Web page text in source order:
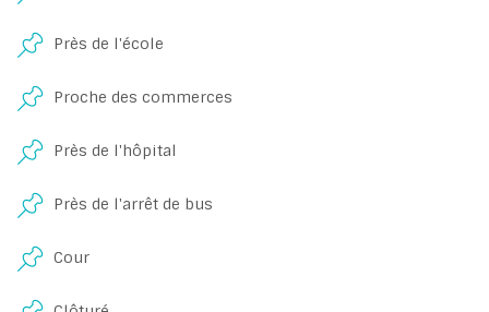
Près de l'école
Proche des commerces
Près de l'hôpital
Près de l'arrêt de bus
Cour